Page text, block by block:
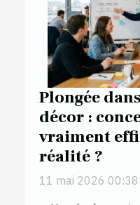
Plongée
décor :
vraiment
réalité ?
11 mai 2026 00:38